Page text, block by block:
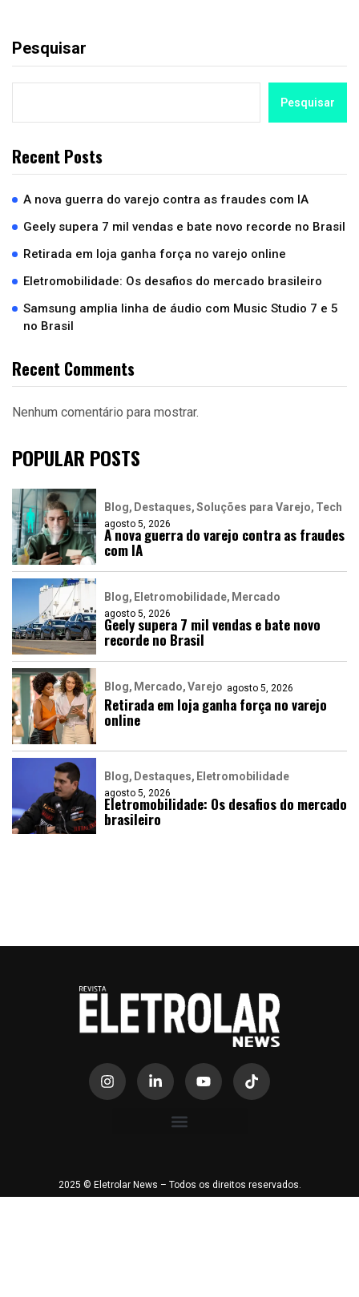
Pesquisar
Pesquisar
Recent Posts
A nova guerra do varejo contra as fraudes com IA
Geely supera 7 mil vendas e bate novo recorde no Brasil
Retirada em loja ganha força no varejo online
Eletromobilidade: Os desafios do mercado brasileiro
Samsung amplia linha de áudio com Music Studio 7 e 5
no Brasil
Recent Comments
Nenhum comentário para mostrar.
POPULAR POSTS
Blog Destaques Soluções para Varejo Tech
agosto 5, 2026
A nova guerra do varejo contra as fraudes
com IA
Blog Eletromobilidade Mercado
agosto 5, 2026
Geely supera 7 mil vendas e bate novo
recorde no Brasil
Blog Mercado Varejo agosto 5, 2026
Retirada em loja ganha força no varejo
online
Blog Destaques Eletromobilidade
agosto 5, 2026
Eletromobilidade: Os desafios do mercado
brasileiro
2025 © Eletrolar News – Todos os direitos reservados.